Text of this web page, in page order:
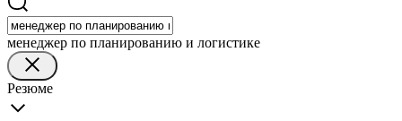
менеджер по планированию и логистике
Резюме